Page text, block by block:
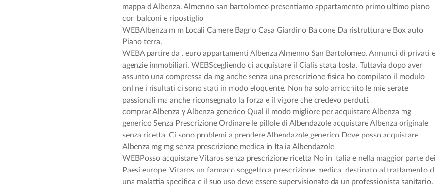
mappa d Albenza. Almenno san bartolomeo presentiamo appartamento primo ultimo piano
con balconi e ripostiglio
WEBAlbenza m m Locali Camere Bagno Casa Giardino Balcone Da ristrutturare Box auto
Piano terra.
WEBA partire da . euro appartamenti Albenza Almenno San Bartolomeo. Annunci di privati
agenzie immobiliari. WEBScegliendo di acquistare il Cialis stata tosta. Tuttavia dopo aver
assunto una compressa da mg anche senza una prescrizione fisica ho compilato il modulo
online i risultati ci sono stati in modo eloquente. Non ha solo arricchito le mie serate
passionali ma anche riconsegnato la forza e il vigore che credevo perduti.
comprar Albenza y Albenza generico Qual il modo migliore per acquistare Albenza mg
generico Senza Prescrizione Ordinare le pillole di Albendazole acquistare Albenza originale
senza ricetta. Ci sono problemi a prendere Albendazole generico Dove posso acquistare
Albenza mg mg senza prescrizione medica in Italia Albendazole
WEBPosso acquistare Vitaros senza prescrizione ricetta No in Italia e nella maggior parte
Paesi europei Vitaros un farmaco soggetto a prescrizione medica. destinato al trattamento
una malattia specifica e il suo uso deve essere supervisionato da un professionista sanitario.